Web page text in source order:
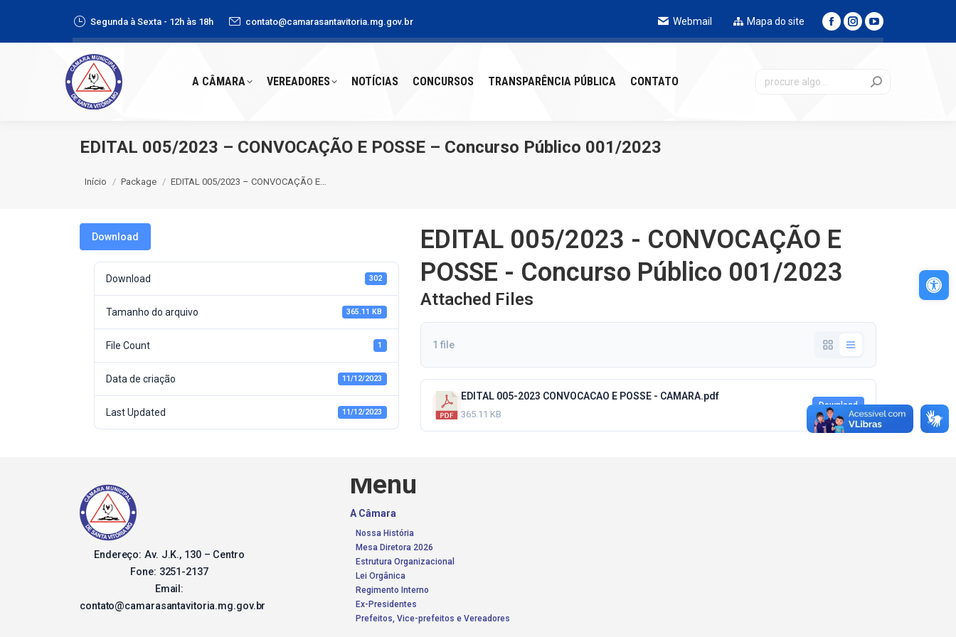
Segunda à Sexta - 12h às 18h contato@camarasantavitoria.mg.gov.br Webmail Mapa do site
A CÂMARA VEREADORES NOTÍCIAS CONCURSOS TRANSPARÊNCIA PÚBLICA CONTATO
EDITAL 005/2023 – CONVOCAÇÃO E POSSE – Concurso Público 001/2023
Início Package EDITAL 005/2023 – CONVOCAÇÃO E…
Download
Download 302
Tamanho do arquivo 365.11 KB
File Count 1
Data de criação 11/12/2023
Last Updated 11/12/2023
EDITAL 005/2023 - CONVOCAÇÃO E
POSSE - Concurso Público 001/2023
Attached Files
1 file
EDITAL 005-2023 CONVOCACAO E POSSE - CAMARA.pdf
365.11 KB
Download
Endereço: Av. J.K., 130 – Centro
Fone: 3251-2137
Email:
contato@camarasantavitoria.mg.gov.br
Menu
A Câmara
Nossa História
Mesa Diretora 2026
Estrutura Organizacional
Lei Orgânica
Regimento Interno
Ex-Presidentes
Prefeitos, Vice-prefeitos e Vereadores
A CÂMARA VEREADORES NOTÍCIAS CONCURSOS CONTATO